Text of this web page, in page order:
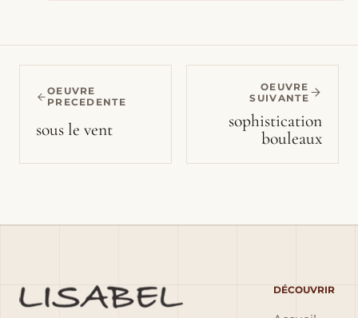
OEUVRE
PRECEDENTE
sous le vent
OEUVRE
SUIVANTE
sophistication
bouleaux
DÉCOUVRIR